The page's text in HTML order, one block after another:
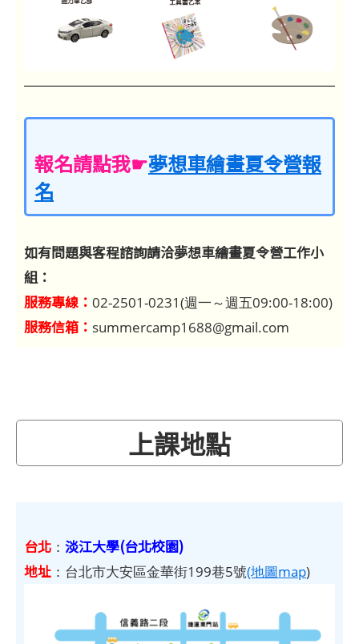
報名請點我☛夢想車繪畫夏令營報
名
如有問題與客程諮詢請洽夢想車繪畫夏令營工作小
組：
服務專線： 02-2501-0231(週一～週五09:00-18:00)
服務信箱： summercamp1688@gmail.com
上課地點
台北 ： 淡江大學(台北校園)
地址 ：台北市大安區金華街199巷5號(地圖map)